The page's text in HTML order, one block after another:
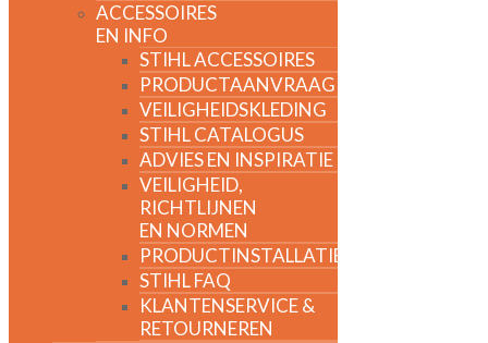
ACCESSOIRES
EN INFO
STIHL ACCESSOIRES
PRODUCTAANVRAAG
VEILIGHEIDSKLEDING
STIHL CATALOGUS
ADVIES EN INSPIRATIE
VEILIGHEID,
RICHTLIJNEN
EN NORMEN
PRODUCTINSTALLATIE
STIHL FAQ
KLANTENSERVICE &
RETOURNEREN